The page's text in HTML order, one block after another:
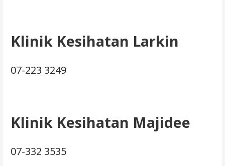
Klinik Kesihatan Larkin
07-223 3249
Klinik Kesihatan Majidee
07-332 3535